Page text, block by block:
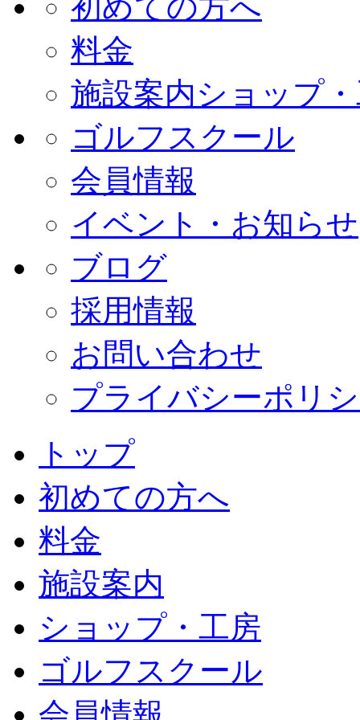
初めての方へ
料金
施設案内ショップ
ゴルフスクール
会員情報
イベント・お知らせ
ブログ
採用情報
お問い合わせ
プライバシーポリ
トップ
初めての方へ
料金
施設案内
ショップ・工房
ゴルフスクール